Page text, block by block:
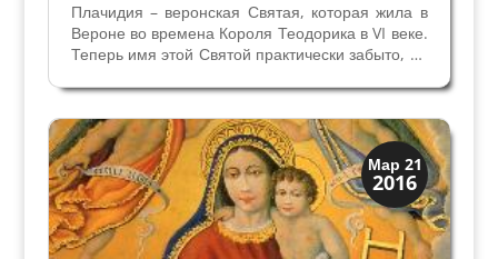
Плачидия – веронская Святая, которая жила в
Вероне во времена Короля Теодорика в VI веке.
Теперь имя этой Святой практически забыто, но
приходе церкви Св. Стефано. Ей был посвящён
алтарь в этой церкви, и в 1547 году художник...
Мар 21
2016
Искусство
Символы